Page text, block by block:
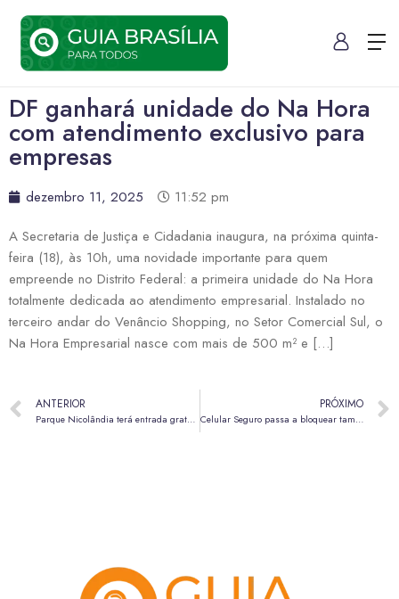
DF ganhará unidade do Na Hora
com atendimento exclusivo para
empresas
dezembro 11, 2025
11:52 pm
A Secretaria de Justiça e Cidadania inaugura, na próxima quinta-
feira (18), às 10h, uma novidade importante para quem
empreende no Distrito Federal: a primeira unidade do Na Hora
totalmente dedicada ao atendimento empresarial. Instalado no
terceiro andar do Venâncio Shopping, no Setor Comercial Sul, o
Na Hora Empresarial nasce com mais de 500 m² e […]
ANTERIOR
Parque Nicolândia terá entrada gratuita para promover Natal Solidário para crianças do DF
PRÓXIMO
Celular Seguro passa a bloquear também aparelhos mesmo sem o app instalado